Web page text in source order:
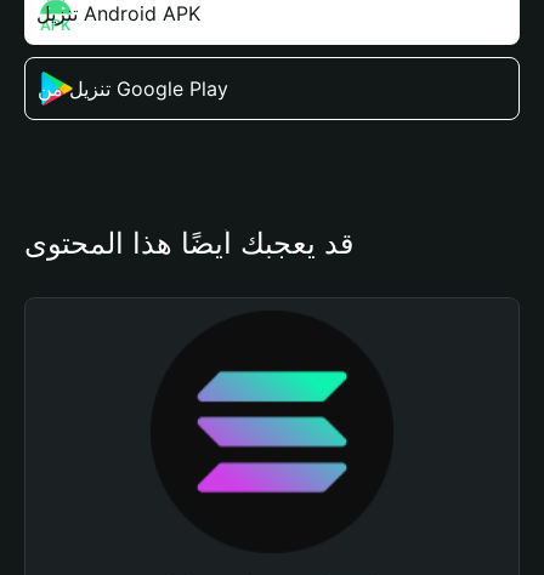
تنزيل Android APK
تنزيل من Google Play
قد يعجبك أيضًا هذا المحتوى